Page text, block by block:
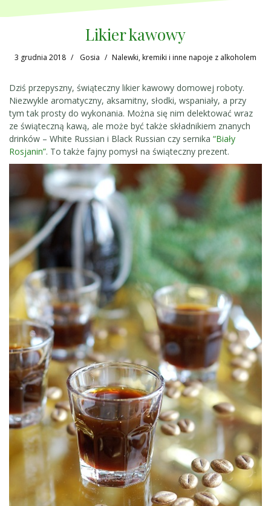
Likier kawowy
3 grudnia 2018 Gosia Nalewki, kremiki i inne napoje z alkoholem
Dziś przepyszny, świąteczny likier kawowy domowej roboty.
Niezwykle aromatyczny, aksamitny, słodki, wspaniały, a przy
tym tak prosty do wykonania. Można się nim delektować wraz
ze świąteczną kawą, ale może być także składnikiem znanych
drinków – White Russian i Black Russian czy sernika “Biały
Rosjanin”. To także fajny pomysł na świąteczny prezent.